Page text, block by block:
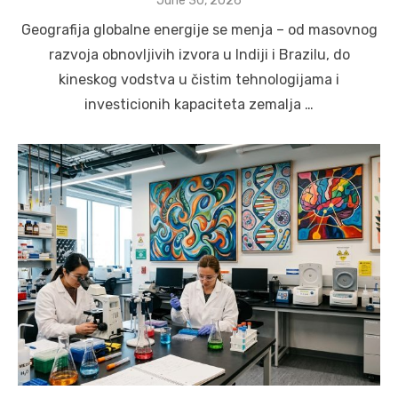
Geografija globalne energije se menja – od masovnog
razvoja obnovljivih izvora u Indiji i Brazilu, do
kineskog vodstva u čistim tehnologijama i
investicionih kapaciteta zemalja …